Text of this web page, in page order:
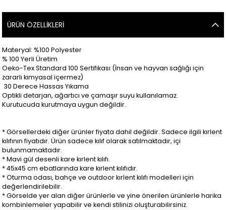
ÜRÜN ÖZELLIKLERI
Materyal: %100 Polyester
% 100 Yerli Üretim
Oeko-Tex Standard 100 Sertifikası (İnsan ve hayvan sağlığı için
zararlı kimyasal içermez)
30 Derece Hassas Yıkama
Optikli detarjan, ağartıcı ve çamaşır suyu kullanılamaz.
Kurutucuda kurutmaya uygun değildir.
* Görsellerdeki diğer ürünler fiyata dahil değildir. Sadece ilgili kırlent
kılıfının fiyatıdır. Ürün sadece kılıf olarak satılmaktadır, içi
bulunmamaktadır.
* Mavi gül desenli kare kırlent kılıfı.
* 45x45 cm ebatlarında kare kırlent kılıfıdır.
* Oturma odası, bahçe ve outdoor kırlent kılıfı modelleri için
değerlendirilebilir.
* Görselde yer alan diğer ürünlerle ve yine önerilen ürünlerle harika
kombinlemeler yapabilir ve kendi stilinizi oluşturabilirsiniz.